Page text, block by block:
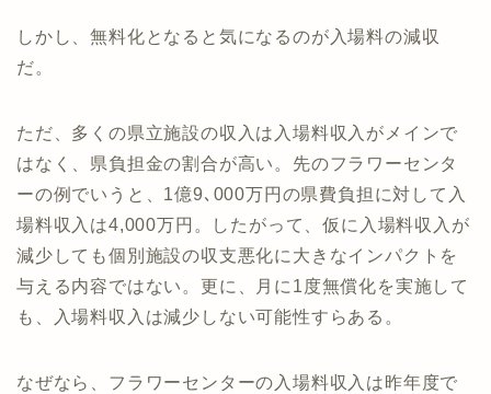
しかし、無料化となると気になるのが入場料の減収
だ。
ただ、多くの県立施設の収入は入場料収入がメインで
はなく、県負担金の割合が高い。先のフラワーセンタ
ーの例でいうと、1億9､000万円の県費負担に対して入
場料収入は4,000万円。したがって、仮に入場料収入が
減少しても個別施設の収支悪化に大きなインパクトを
与える内容ではない。更に、月に1度無償化を実施して
も、入場料収入は減少しない可能性すらある。
なぜなら、フラワーセンターの入場料収入は昨年度で